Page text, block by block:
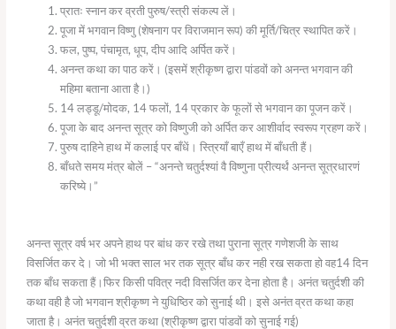
प्रातः स्नान कर व्रती पुरुष/स्त्री संकल्प लें।
पूजा में भगवान विष्णु (शेषनाग पर विराजमान रूप) की मूर्ति/चित्र स्थापित करें।
फल, पुष्प, पंचामृत, धूप, दीप आदि अर्पित करें।
अनन्त कथा का पाठ करें। (इसमें श्रीकृष्ण द्वारा पांडवों को अनन्त भगवान की
महिमा बताना आता है।)
14 लड्डू/मोदक, 14 फलों, 14 प्रकार के फूलों से भगवान का पूजन करें।
पूजा के बाद अनन्त सूत्र को विष्णुजी को अर्पित कर आशीर्वाद स्वरूप ग्रहण करें।
पुरुष दाहिने हाथ में कलाई पर बाँधें। स्त्रियाँ बाएँ हाथ में बाँधती हैं।
बाँधते समय मंत्र बोलें – “अनन्ते चतुर्दश्यां वै विष्णुना प्रीत्यर्थं अनन्त सूत्रधारणं
करिष्ये।”
अनन्त सूत्र वर्ष भर अपने हाथ पर बांध कर रखे तथा पुराना सूत्र गणेशजी के साथ
विसर्जित कर दे। जो भी भक्त साल भर तक सूत्र बाँध कर नही रख सकता हो वह14 दिन
तक बाँध सकता हैं।फिर किसी पवित्र नदी विसर्जित कर देना होता है। अनंत चतुर्दशी की
कथा वही है जो भगवान श्रीकृष्ण ने युधिष्ठिर को सुनाई थी। इसे अनंत व्रत कथा कहा
जाता है। अनंत चतुर्दशी व्रत कथा (श्रीकृष्ण द्वारा पांडवों को सुनाई गई)